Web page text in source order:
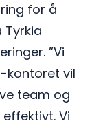
for å
”Vi
kontoret vil
team og
Vi